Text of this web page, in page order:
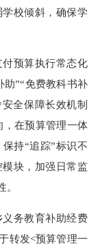
校倾斜，确保学
预算执行常态化
助”“免费教科书补
全保障长效机制
，在预算管理一体
持“追踪”标识不
块，加强日常监
务教育补助经费
转发<预算管理一